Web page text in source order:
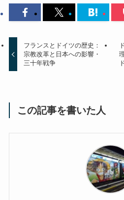
フランスとドイツの歴史：
宗教改革と日本への影響・
三十年戦争
この記事を書いた人